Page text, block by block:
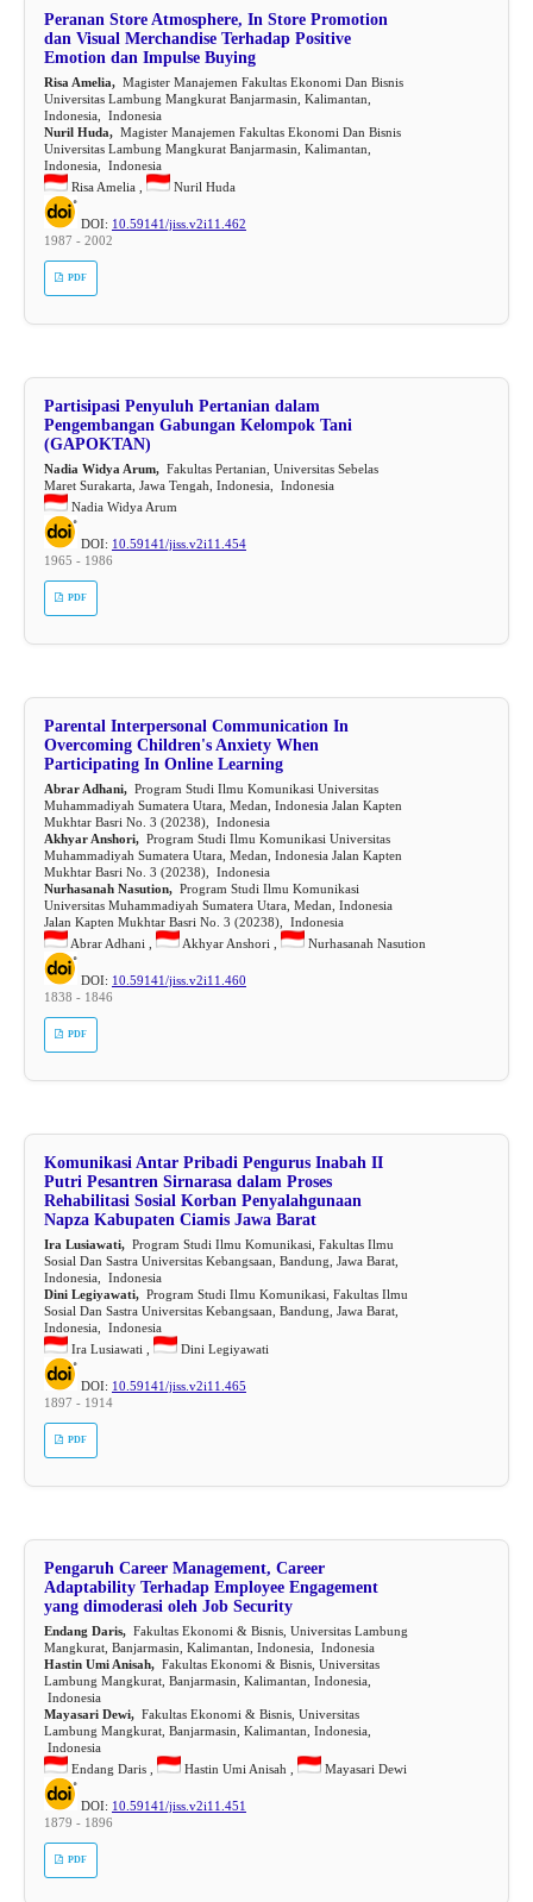
Peranan Store Atmosphere, In Store Promotion
dan Visual Merchandise Terhadap Positive
Emotion dan Impulse Buying
Risa Amelia,Magister Manajemen Fakultas Ekonomi Dan Bisnis
Universitas Lambung Mangkurat Banjarmasin, Kalimantan,
Indonesia, Indonesia
Nuril Huda,Magister Manajemen Fakultas Ekonomi Dan Bisnis
Universitas Lambung Mangkurat Banjarmasin, Kalimantan,
Indonesia, Indonesia
Risa Amelia ,
Nuril Huda
DOI: 10.59141/jiss.v2i11.462
1987 - 2002
PDF
Partisipasi Penyuluh Pertanian dalam
Pengembangan Gabungan Kelompok Tani
(GAPOKTAN)
Nadia Widya Arum,Fakultas Pertanian, Universitas Sebelas
Maret Surakarta, Jawa Tengah, Indonesia, Indonesia
Nadia Widya Arum
DOI: 10.59141/jiss.v2i11.454
1965 - 1986
PDF
Parental Interpersonal Communication In
Overcoming Children's Anxiety When
Participating In Online Learning
Abrar Adhani,Program Studi Ilmu Komunikasi Universitas
Muhammadiyah Sumatera Utara, Medan, Indonesia Jalan Kapten
Mukhtar Basri No. 3 (20238), Indonesia
Akhyar Anshori,Program Studi Ilmu Komunikasi Universitas
Muhammadiyah Sumatera Utara, Medan, Indonesia Jalan Kapten
Mukhtar Basri No. 3 (20238), Indonesia
Nurhasanah Nasution,Program Studi Ilmu Komunikasi
Universitas Muhammadiyah Sumatera Utara, Medan, Indonesia
Jalan Kapten Mukhtar Basri No. 3 (20238), Indonesia
Abrar Adhani ,
Akhyar Anshori , Nurhasanah Nasution
DOI: 10.59141/jiss.v2i11.460
1838 - 1846
PDF
Komunikasi Antar Pribadi Pengurus Inabah II
Putri Pesantren Sirnarasa dalam Proses
Rehabilitasi Sosial Korban Penyalahgunaan
Napza Kabupaten Ciamis Jawa Barat
Ira Lusiawati,Program Studi Ilmu Komunikasi, Fakultas Ilmu
Sosial Dan Sastra Universitas Kebangsaan, Bandung, Jawa Barat,
Indonesia, Indonesia
Dini Legiyawati,Program Studi Ilmu Komunikasi, Fakultas Ilmu
Sosial Dan Sastra Universitas Kebangsaan, Bandung, Jawa Barat,
Indonesia, Indonesia
Ira Lusiawati ,
Dini Legiyawati
DOI: 10.59141/jiss.v2i11.465
1897 - 1914
PDF
Pengaruh Career Management, Career
Adaptability Terhadap Employee Engagement
yang dimoderasi oleh Job Security
Endang Daris,Fakultas Ekonomi & Bisnis, Universitas Lambung
Mangkurat, Banjarmasin, Kalimantan, Indonesia, Indonesia
Hastin Umi Anisah,Fakultas Ekonomi & Bisnis, Universitas
Lambung Mangkurat, Banjarmasin, Kalimantan, Indonesia,
Indonesia
Mayasari Dewi,Fakultas Ekonomi & Bisnis, Universitas
Lambung Mangkurat, Banjarmasin, Kalimantan, Indonesia,
Indonesia
Endang Daris ,
Hastin Umi Anisah , Mayasari Dewi
DOI: 10.59141/jiss.v2i11.451
1879 - 1896
PDF